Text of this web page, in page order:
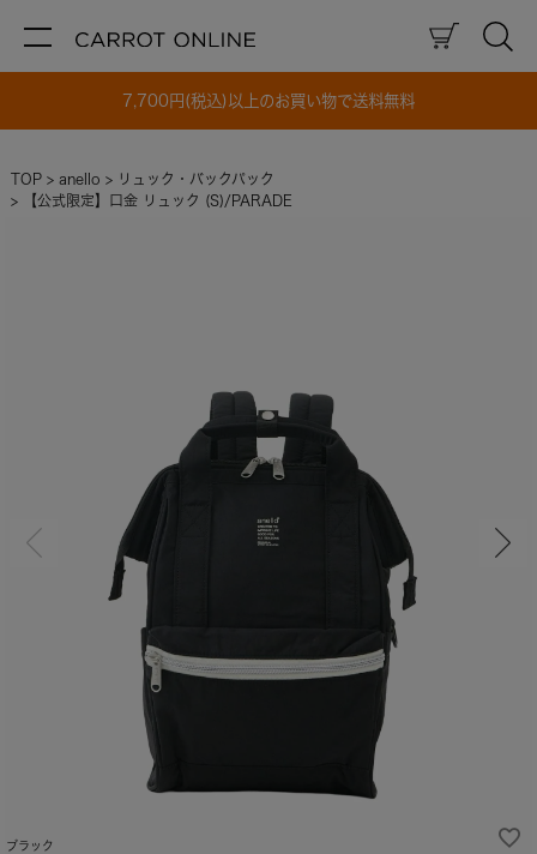
7,700円(税込)以上のお買い物で送料無料
TOP anello
リュック・バックパック
【公式限定】口金 リュック (S)/PARADE
ブラック